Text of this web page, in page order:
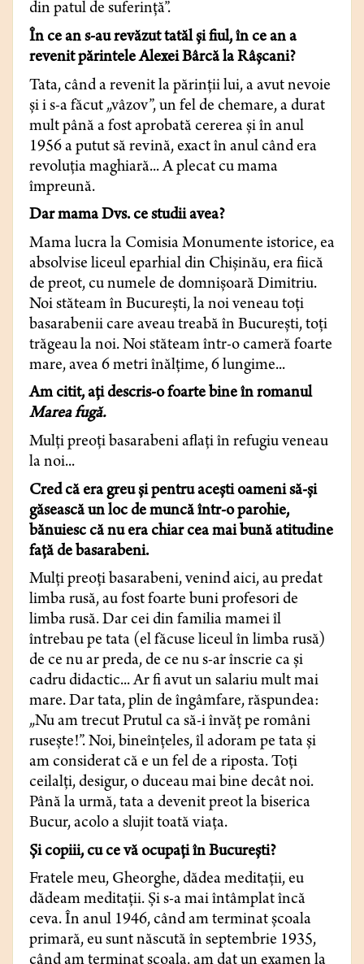
din patul de suferinţă”.
În ce an s-au revăzut tatăl şi fiul, în ce an a
revenit părintele Alexei Bârcă la Râşcani?
Tata, când a revenit la părinţii lui, a avut nevoie
şi i s-a făcut „vâzov”, un fel de chemare, a durat
mult până a fost aprobată cererea şi în anul
1956 a putut să revină, exact în anul când era
revoluţia maghiară... A plecat cu mama
împreună.
Dar mama Dvs. ce studii avea?
Mama lucra la Comisia Monumente istorice, ea
absolvise liceul eparhial din Chişinău, era fiică
de preot, cu numele de domnişoară Dimitriu.
Noi stăteam în Bucureşti, la noi veneau toţi
basarabenii care aveau treabă în Bucureşti, toţi
trăgeau la noi. Noi stăteam într-o cameră foarte
mare, avea 6 metri înălţime, 6 lungime...
Am citit, aţi descris-o foarte bine în romanul
Marea fugă.
Mulţi preoţi basarabeni aflaţi în refugiu veneau
la noi...
Cred că era greu şi pentru aceşti oameni să-şi
găsească un loc de muncă într-o parohie,
bănuiesc că nu era chiar cea mai bună atitudine
faţă de basarabeni.
Mulţi preoţi basarabeni, venind aici, au predat
limba rusă, au fost foarte buni profesori de
limba rusă. Dar cei din familia mamei îl
întrebau pe tata (el făcuse liceul în limba rusă)
de ce nu ar preda, de ce nu s-ar înscrie ca şi
cadru didactic... Ar fi avut un salariu mult mai
mare. Dar tata, plin de îngâmfare, răspundea:
„Nu am trecut Prutul ca să-i învăţ pe români
ruseşte!”. Noi, bineînţeles, îl adoram pe tata şi
am considerat că e un fel de a riposta. Toţi
ceilalţi, desigur, o duceau mai bine decât noi.
Până la urmă, tata a devenit preot la biserica
Bucur, acolo a slujit toată viaţa.
Şi copiii, cu ce vă ocupaţi în Bucureşti?
Fratele meu, Gheorghe, dădea meditaţii, eu
dădeam meditaţii. Şi s-a mai întâmplat încă
ceva. În anul 1946, când am terminat şcoala
primară, eu sunt născută în septembrie 1935,